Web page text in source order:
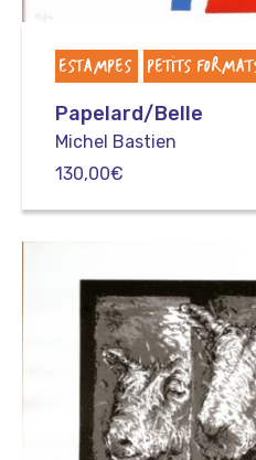
ESTAMPES PETITS
Papelard/Belle
Michel Bastien
130,00€